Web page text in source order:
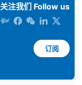
关注我们 Follow us
订阅